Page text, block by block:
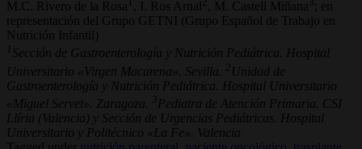
M.C. Rivero de la Rosa , I. Ros Arnal , M. Castell Miñana
; en
representación del Grupo GETNI (Grupo Español de Trabajo en
Nutrición Infantil)
1 Sección de Gastroenterología y Nutrición Pediátrica. Hospital
Universitario «Virgen Macarena». Sevilla.
2 Unidad de
Gastroenterología y Nutrición Pediátrica. Hospital Universitario
«Miguel Servet». Zaragoza.
3 Pediatra de Atención Primaria. CSI
Llíria (Valencia) y Sección de Urgencias Pediátricas. Hospital
Universitario y Politécnico «La Fe». Valencia